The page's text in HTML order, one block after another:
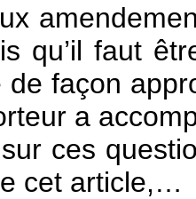
qu’il faut
de façon
a
ces
cet article,…